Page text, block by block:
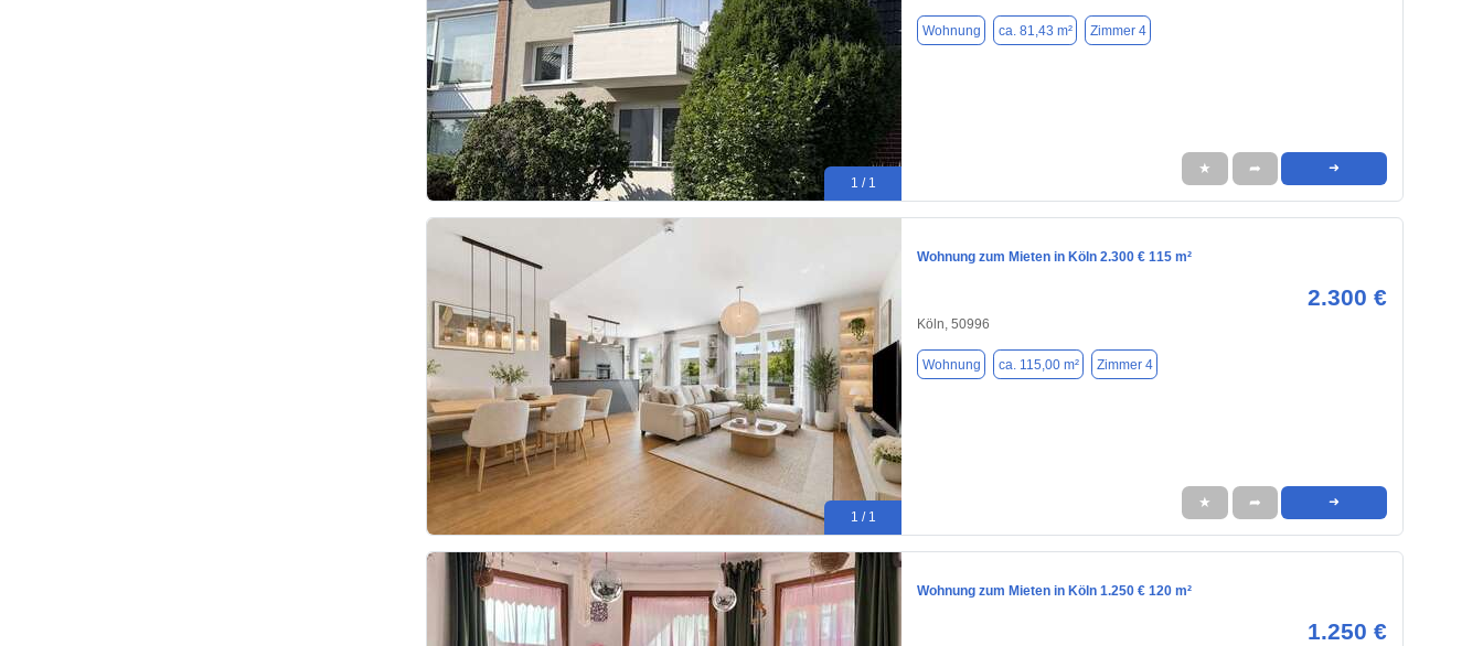
1 / 1
Wohnung ca. 81,43 m² Zimmer 4
★ ➦ ➜
1 / 1
Wohnung zum Mieten in Köln 2.300 € 115 m²
2.300 €
Köln, 50996
Wohnung ca. 115,00 m² Zimmer 4
★ ➦ ➜
Wohnung zum Mieten in Köln 1.250 € 120 m²
1.250 €